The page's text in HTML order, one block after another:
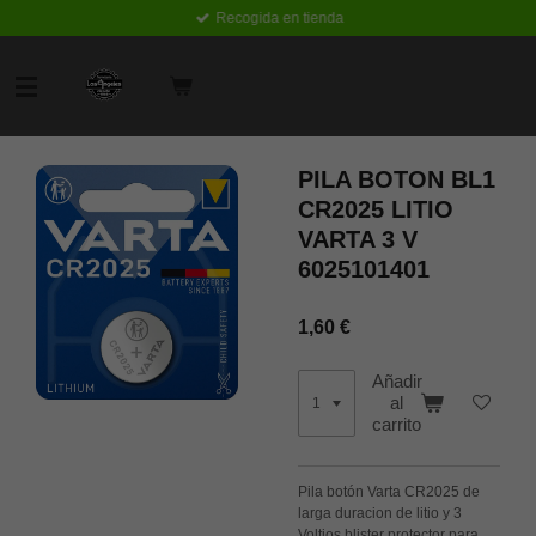
Recogida en tienda
PILA BOTON BL1
CR2025 LITIO
VARTA 3 V
6025101401
1,60 €
Añadir
al
carrito
Pila botón Varta CR2025 de
larga duracion de litio y 3